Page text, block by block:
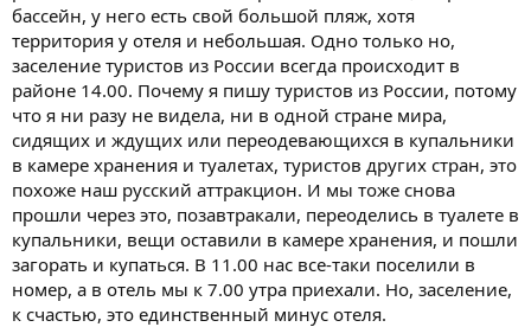
бассейн, у него есть свой большой пляж, хотя
территория у отеля и небольшая. Одно только но,
заселение туристов из России всегда происходит в
районе 14.00. Почему я пишу туристов из России, потому
что я ни разу не видела, ни в одной стране мира,
сидящих и ждущих или переодевающихся в купальники
в камере хранения и туалетах, туристов других стран, это
похоже наш русский аттракцион. И мы тоже снова
прошли через это, позавтракали, переоделись в туалете в
купальники, вещи оставили в камере хранения, и пошли
загорать и купаться. В 11.00 нас все-таки поселили в
номер, а в отель мы к 7.00 утра приехали. Но, заселение,
к счастью, это единственный минус отеля.